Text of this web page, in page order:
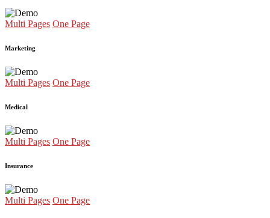
Multi Pages One Page
Marketing
Multi Pages One Page
Medical
Multi Pages One Page
Insurance
Multi Pages One Page